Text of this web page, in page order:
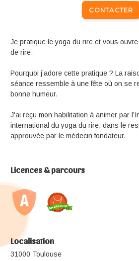
CONTACTER
Je pratique le yoga du rire et vous
de rire.
Pourquoi j’adore cette pratique ? La
séance ressemble à une fête où on se
bonne humeur.
J'ai reçu mon habilitation à animer par
international du yoga du rire, dans le
approuvée par le médecin fondateur.
Licences & parcours
Localisation
31000 Toulouse